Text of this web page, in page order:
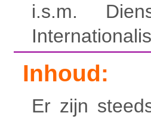
i.s.m.
Inhoud:
Er zijn